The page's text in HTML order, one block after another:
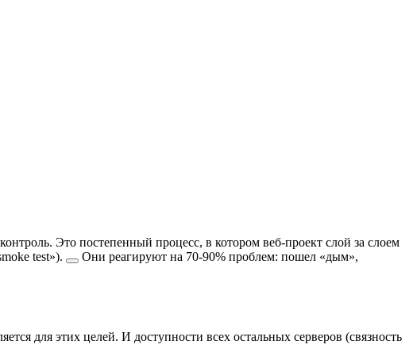
Это постепенный процесс, в котором веб-проект слой за слоем
test»).
Они реагируют на 70-90% проблем: пошел «дым»,
для этих целей. И доступности всех остальных серверов (связность